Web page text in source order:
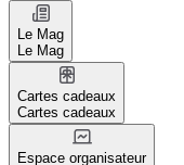
Le Mag
Le Mag
Cartes cadeaux
Cartes cadeaux
Espace organisateur